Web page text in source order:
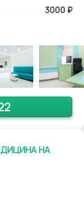
3000 ₽
НА